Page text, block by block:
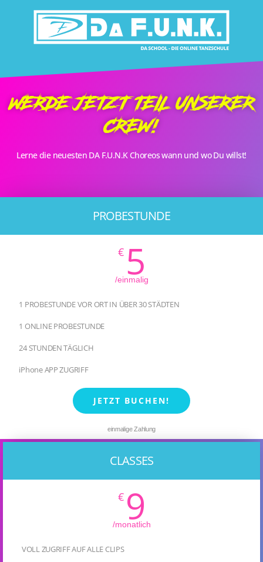
WERDE JETZT TEIL UNSERER
CREW!
Lerne die neuesten DA F.U.N.K Choreos wann und wo Du willst!
PROBESTUNDE
€ 5
/einmalig
1 PROBESTUNDE VOR ORT IN ÜBER 30 STÄDTEN
1 ONLINE PROBESTUNDE
24 STUNDEN TÄGLICH
iPhone APP ZUGRIFF
JETZT BUCHEN!
einmalige Zahlung
CLASSES
€ 9
/monatlich
VOLL ZUGRIFF AUF ALLE CLIPS